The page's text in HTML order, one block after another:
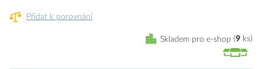
Přidat k porovnání
Skladem pro e-shop 9 ks